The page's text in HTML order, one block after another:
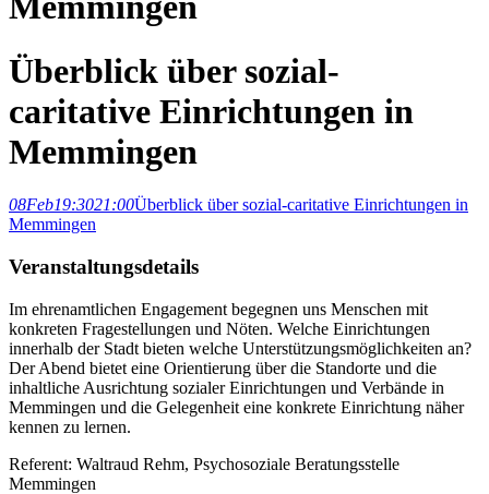
Überblick über sozial-
caritative Einrichtungen in
Memmingen
08Feb19:3021:00Überblick über sozial-caritative Einrichtungen in
Memmingen
Veranstaltungsdetails
Im ehrenamtlichen Engagement begegnen uns Menschen mit
konkreten Fragestellungen und Nöten. Welche Einrichtungen
innerhalb der Stadt bieten welche Unterstützungsmöglichkeiten an?
Der Abend bietet eine Orientierung über die Standorte und die
inhaltliche Ausrichtung sozialer Einrichtungen und Verbände in
Memmingen und die Gelegenheit eine konkrete Einrichtung näher
kennen zu lernen.
Referent: Waltraud Rehm, Psychosoziale Beratungsstelle
Memmingen